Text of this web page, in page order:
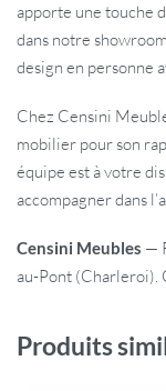
apporte une touche
dans notre
design en personne
Chez Censini
mobilier pour son
équipe est à votre
accompagner dans
Censini Meubles —
au-Pont (Charleroi).
Produits